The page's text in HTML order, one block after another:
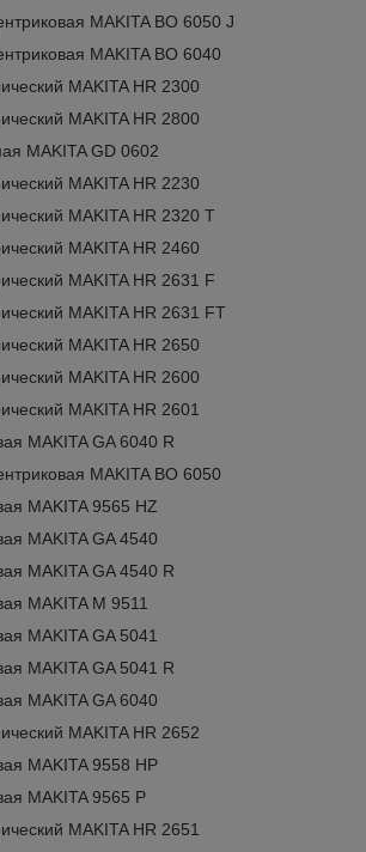
MAKITA BO 6050 J
MAKITA BO 6040
MAKITA HR 2300
MAKITA HR 2800
MAKITA GD 0602
MAKITA HR 2230
MAKITA HR 2320 T
MAKITA HR 2460
MAKITA HR 2631 F
MAKITA HR 2631 FT
MAKITA HR 2650
MAKITA HR 2600
MAKITA HR 2601
MAKITA GA 6040 R
MAKITA BO 6050
MAKITA 9565 HZ
MAKITA GA 4540
MAKITA GA 4540 R
MAKITA M 9511
MAKITA GA 5041
MAKITA GA 5041 R
MAKITA GA 6040
MAKITA HR 2652
MAKITA 9558 HP
MAKITA 9565 P
MAKITA HR 2651